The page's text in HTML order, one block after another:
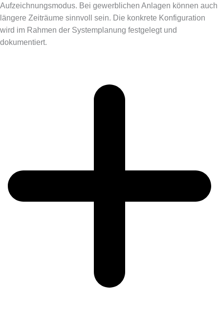
Aufzeichnungsmodus. Bei gewerblichen Anlagen können auch
längere Zeiträume sinnvoll sein. Die konkrete Konfiguration
wird im Rahmen der Systemplanung festgelegt und
dokumentiert.